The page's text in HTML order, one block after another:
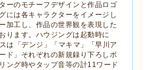
ーのモチーフデザインと作品ロゴ
には各キャラクターをイメージし
加工し、作品の世界観を表現した
ります。ハウジングは起動時に
は「デンジ」「マキマ」「早川ア
ド」それぞれの新規録り下ろしボ
ング時やタップ音等の計11ワード